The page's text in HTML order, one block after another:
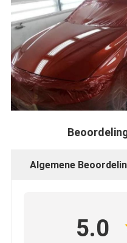
Algemene
5.0